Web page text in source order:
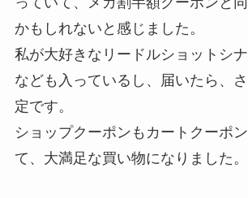
かもしれないと感じました。
私が大好きなリードルショットシ
なども入っているし、届いたら、
定です。
ショップクーポンもカートクーポ
て、大満足な買い物になりました。